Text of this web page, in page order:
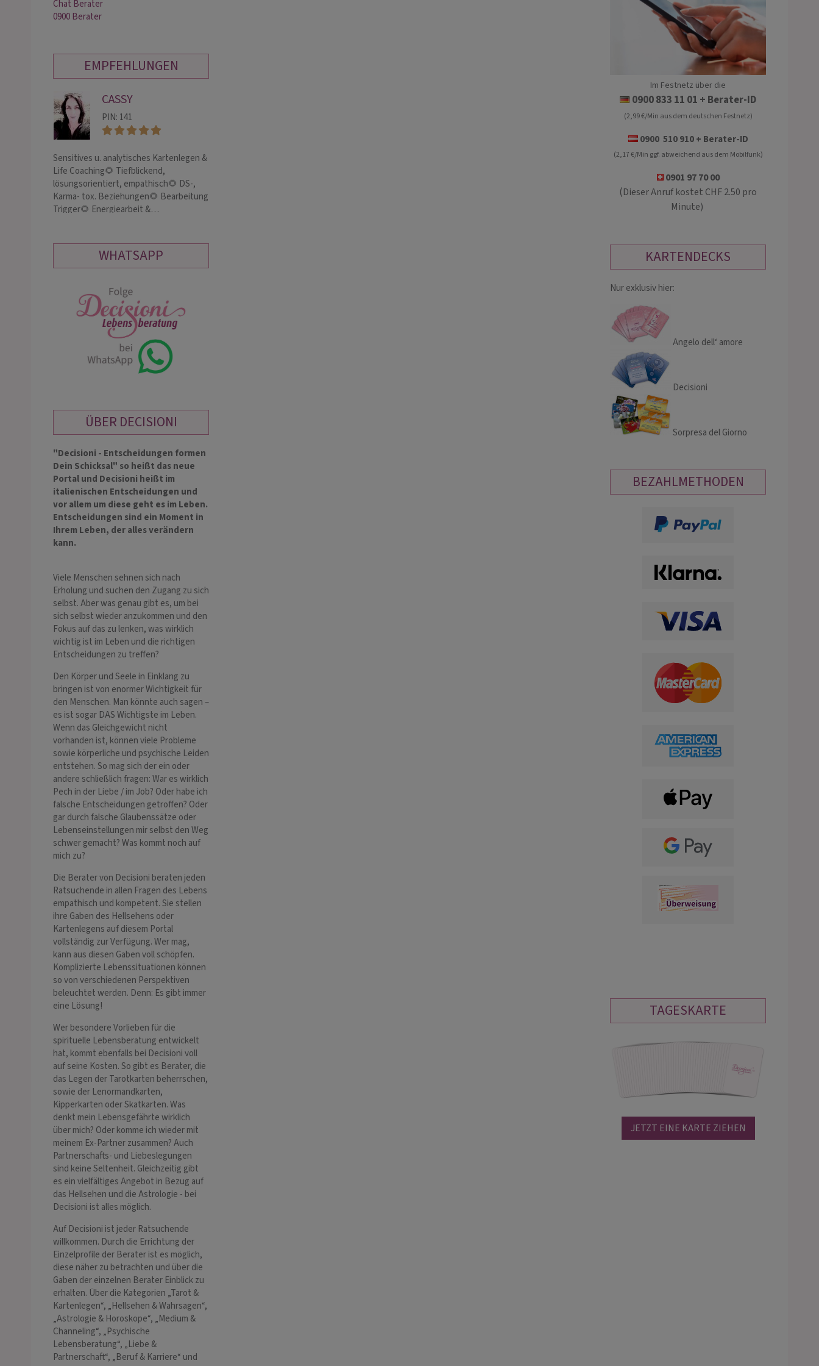
Chat Berater
0900 Berater
EMPFEHLUNGEN
CASSY
PIN: 141
Sensitives u. analytisches Kartenlegen &
Life Coaching🌻 Tiefblickend,
lösungsorientiert, empathisch🌻 DS-,
Karma- tox. Beziehungen🌻 Bearbeitung
Trigger🌻 Energiearbeit &…
BEATRICE
Hellsehen OHNE jegliche Hilfsmittel -
tiefer Blick in die Seele - Beratung mit
hoher Trefferquote zu allen Themen wie
Liebeskummer - Kinder - Familien -
GABRIELE SHAKTI
PIN: 261
Auszeit und der wundervolle Anfang
möchtest glücklich sein! Freude und
Leichtigkeit in deinem Leben haben?
Dann höre auf, alle glücklich ma…
WHATSAPP
ÜBER DECISIONI
"Decisioni - Entscheidungen formen
Dein Schicksal" so heißt das neue
Portal und Decisioni heißt im
italienischen Entscheidungen und
vor allem um diese geht es im Leben.
Entscheidungen sind ein Moment in
Ihrem Leben, der alles verändern
kann.
Viele Menschen sehnen sich nach
Erholung und suchen den Zugang zu sich
selbst. Aber was genau gibt es, um bei
sich selbst wieder anzukommen und den
Fokus auf das zu lenken, was wirklich
wichtig ist im Leben und die richtigen
Entscheidungen zu treffen?
Den Körper und Seele in Einklang zu
bringen ist von enormer Wichtigkeit für
den Menschen. Man könnte auch sagen –
es ist sogar DAS Wichtigste im Leben.
Wenn das Gleichgewicht nicht
vorhanden ist, können viele Probleme
sowie körperliche und psychische Leiden
entstehen. So mag sich der ein oder
andere schließlich fragen: War es wirklich
Pech in der Liebe / im Job? Oder habe ich
falsche Entscheidungen getroffen? Oder
gar durch falsche Glaubenssätze oder
Lebenseinstellungen mir selbst den Weg
schwer gemacht? Was kommt noch auf
mich zu?
Die Berater von Decisioni beraten jeden
Ratsuchende in allen Fragen des Lebens
empathisch und kompetent. Sie stellen
ihre Gaben des Hellsehens oder
Kartenlegens auf diesem Portal
vollständig zur Verfügung. Wer mag,
kann aus diesen Gaben voll schöpfen.
Komplizierte Lebenssituationen können
so von verschiedenen Perspektiven
beleuchtet werden. Denn: Es gibt immer
eine Lösung!
Wer besondere Vorlieben für die
spirituelle Lebensberatung entwickelt
hat, kommt ebenfalls bei Decisioni voll
auf seine Kosten. So gibt es Berater, die
das Legen der Tarotkarten beherrschen,
sowie der Lenormandkarten,
Kipperkarten oder Skatkarten. Was
denkt mein Lebensgefährte wirklich
über mich? Oder komme ich wieder mit
meinem Ex-Partner zusammen? Auch
Partnerschafts- und Liebeslegungen
sind keine Seltenheit. Gleichzeitig gibt
es ein vielfältiges Angebot in Bezug auf
das Hellsehen und die Astrologie - bei
Decisioni ist alles möglich.
Auf Decisioni ist jeder Ratsuchende
willkommen. Durch die Errichtung der
Einzelprofile der Berater ist es möglich,
diese näher zu betrachten und über die
Gaben der einzelnen Berater Einblick zu
erhalten. Über die Kategorien „Tarot &
Kartenlegen“, „Hellsehen & Wahrsagen“,
„Astrologie & Horoskope“, „Medium &
Channeling“, „Psychische
Lebensberatung“, „Liebe &
Partnerschaft“, „Beruf & Karriere“ und
Im Festnetz über die
0900 833 11 01 + Berater-ID
(2,99 €/Min aus dem deutschen Festnetz)
0900 510 910 + Berater-ID
(2,17 €/Min ggf. abweichend aus dem Mobilfunk)
0901 97 70 00
(Dieser Anruf kostet CHF 2.50 pro
Minute)
KARTENDECKS
Nur exklusiv hier:
Angelo dell‘ amore
Decisioni
Sorpresa del Giorno
BEZAHLMETHODEN
TAGESKARTE
JETZT EINE KARTE ZIEHEN